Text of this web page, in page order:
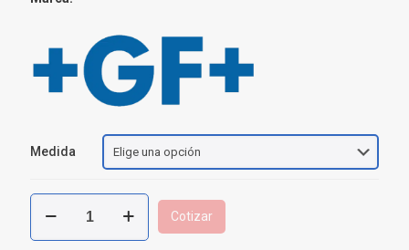
Medida
Tubería
PVC
Sch
Cotizar